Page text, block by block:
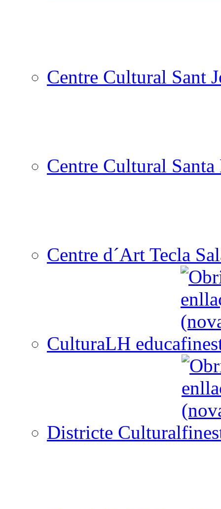
Centre Cultural Sant
Centre Cultural
Centre d´Art Tecla
CulturaLH educa
Districte Cultural